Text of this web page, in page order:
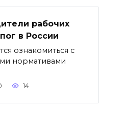
рабочих
в России
ознакомиться с
нормативами
14